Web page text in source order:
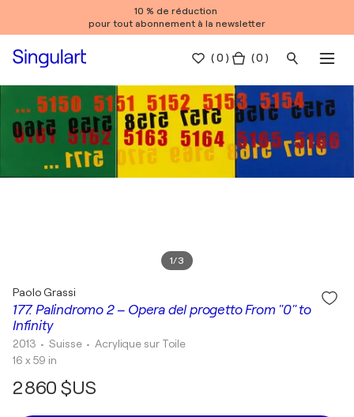
10 % de réduction
pour tout abonnement à la newsletter
(0 ) ( 0 )
1/3
177. Palindromo 2 – Opera del progetto From "0" to
Infinity
Paolo Grassi
2013 • Suisse •Acrylique sur Toile
16 x 59 in
2 860 $US